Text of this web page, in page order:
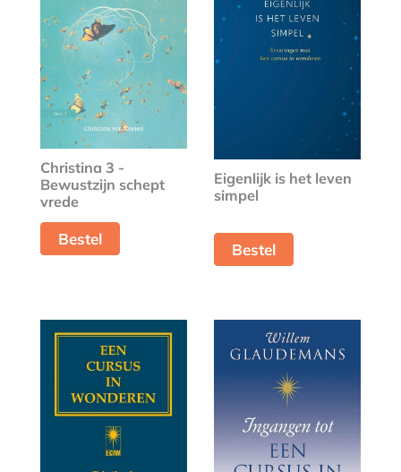
Christina 3 -
Bewustzijn schept
vrede
Bestel
Eigenlijk is het leven
simpel
Bestel